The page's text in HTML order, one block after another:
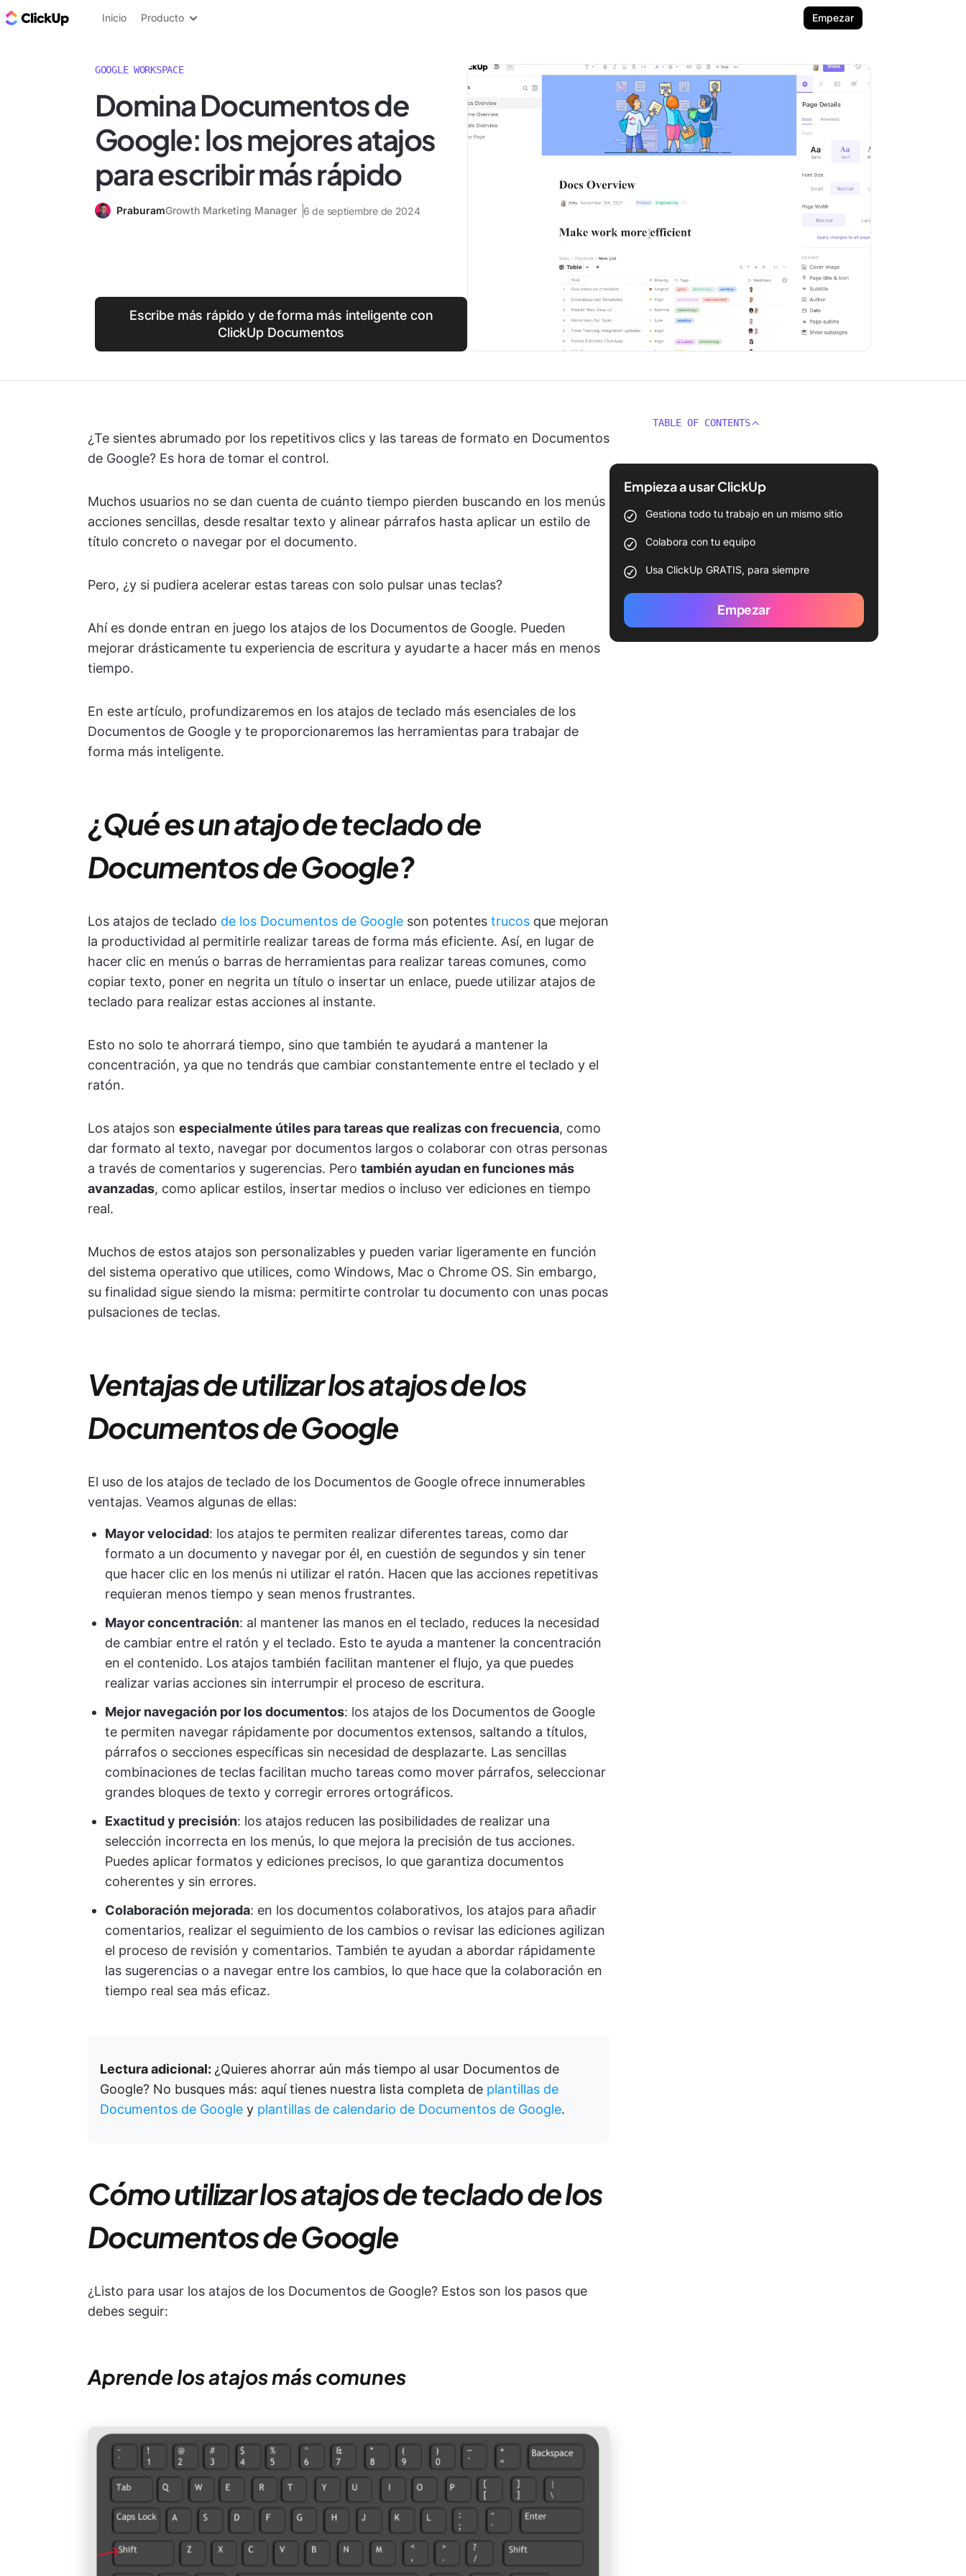
ClickUp Blog
Inicio Producto Empezar
GOOGLE WORKSPACE
Domina Documentos de
Google: los mejores atajos
para escribir más rápido
PraburamGrowth Marketing Manager 6 de septiembre de 2024
Escribe más rápido y de forma más inteligente con
ClickUp Documentos
¿Te sientes abrumado por los repetitivos clics y las tareas de formato en Documentos
de Google? Es hora de tomar el control.
Muchos usuarios no se dan cuenta de cuánto tiempo pierden buscando en los menús
acciones sencillas, desde resaltar texto y alinear párrafos hasta aplicar un estilo de
título concreto o navegar por el documento.
Pero, ¿y si pudiera acelerar estas tareas con solo pulsar unas teclas?
Ahí es donde entran en juego los atajos de los Documentos de Google. Pueden
mejorar drásticamente tu experiencia de escritura y ayudarte a hacer más en menos
tiempo.
En este artículo, profundizaremos en los atajos de teclado más esenciales de los
Documentos de Google y te proporcionaremos las herramientas para trabajar de
forma más inteligente.
¿Qué es un atajo de teclado de
Documentos de Google?
Los atajos de teclado de los Documentos de Google son potentes trucos que mejoran
la productividad al permitirle realizar tareas de forma más eficiente. Así, en lugar de
hacer clic en menús o barras de herramientas para realizar tareas comunes, como
copiar texto, poner en negrita un título o insertar un enlace, puede utilizar atajos de
teclado para realizar estas acciones al instante.
Esto no solo te ahorrará tiempo, sino que también te ayudará a mantener la
concentración, ya que no tendrás que cambiar constantemente entre el teclado y el
ratón.
Los atajos son especialmente útiles para tareas que realizas con frecuencia, como
dar formato al texto, navegar por documentos largos o colaborar con otras personas
a través de comentarios y sugerencias. Pero también ayudan en funciones más
avanzadas, como aplicar estilos, insertar medios o incluso ver ediciones en tiempo
real.
Muchos de estos atajos son personalizables y pueden variar ligeramente en función
del sistema operativo que utilices, como Windows, Mac o Chrome OS. Sin embargo,
su finalidad sigue siendo la misma: permitirte controlar tu documento con unas pocas
pulsaciones de teclas.
Ventajas de utilizar los atajos de los
Documentos de Google
El uso de los atajos de teclado de los Documentos de Google ofrece innumerables
ventajas. Veamos algunas de ellas:
Mayor velocidad: los atajos te permiten realizar diferentes tareas, como dar
formato a un documento y navegar por él, en cuestión de segundos y sin tener
que hacer clic en los menús ni utilizar el ratón. Hacen que las acciones repetitivas
requieran menos tiempo y sean menos frustrantes.
Mayor concentración: al mantener las manos en el teclado, reduces la necesidad
de cambiar entre el ratón y el teclado. Esto te ayuda a mantener la concentración
en el contenido. Los atajos también facilitan mantener el flujo, ya que puedes
realizar varias acciones sin interrumpir el proceso de escritura.
Mejor navegación por los documentos: los atajos de los Documentos de Google
te permiten navegar rápidamente por documentos extensos, saltando a títulos,
párrafos o secciones específicas sin necesidad de desplazarte. Las sencillas
combinaciones de teclas facilitan mucho tareas como mover párrafos, seleccionar
grandes bloques de texto y corregir errores ortográficos.
Exactitud y precisión: los atajos reducen las posibilidades de realizar una
selección incorrecta en los menús, lo que mejora la precisión de tus acciones.
Puedes aplicar formatos y ediciones precisos, lo que garantiza documentos
coherentes y sin errores.
Colaboración mejorada: en los documentos colaborativos, los atajos para añadir
comentarios, realizar el seguimiento de los cambios o revisar las ediciones agilizan
el proceso de revisión y comentarios. También te ayudan a abordar rápidamente
las sugerencias o a navegar entre los cambios, lo que hace que la colaboración en
tiempo real sea más eficaz.
Lectura adicional: ¿Quieres ahorrar aún más tiempo al usar Documentos de
Google? No busques más: aquí tienes nuestra lista completa de plantillas de
Documentos de Google y plantillas de calendario de Documentos de Google.
Cómo utilizar los atajos de teclado de los
Documentos de Google
¿Listo para usar los atajos de los Documentos de Google? Estos son los pasos que
debes seguir:
Aprende los atajos más comunes
TABLE OF CONTENTS
Empieza a usar ClickUp
Gestiona todo tu trabajo en un mismo sitio
Colabora con tu equipo
Usa ClickUp GRATIS, para siempre
Empezar